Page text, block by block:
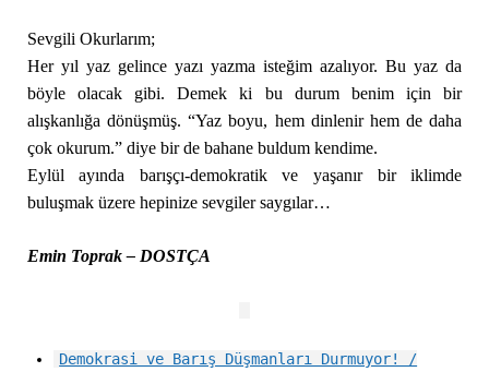
Sevgili Okurlarım;
Her yıl yaz gelince yazı yazma isteğim azalıyor. Bu yaz da
böyle olacak gibi. Demek ki bu durum benim için bir
alışkanlığa dönüşmüş. “Yaz boyu, hem dinlenir hem de daha
çok okurum.” diye bir de bahane buldum kendime.
Eylül ayında barışçı-demokratik ve yaşanır bir iklimde
buluşmak üzere hepinize sevgiler saygılar…
Emin Toprak – DOSTÇA
Demokrasi ve Barış Düşmanları Durmuyor! /